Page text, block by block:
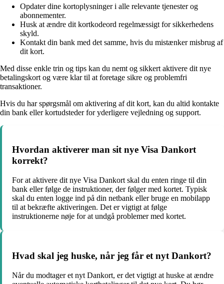
Opdater dine kortoplysninger i alle relevante tjenester og
abonnementer.
Husk at ændre dit kortkodeord regelmæssigt for sikkerhedens
skyld.
Kontakt din bank med det samme, hvis du mistænker misbrug af
dit kort.
Med disse enkle trin og tips kan du nemt og sikkert aktivere dit nye
betalingskort og være klar til at foretage sikre og problemfri
transaktioner.
Hvis du har spørgsmål om aktivering af dit kort, kan du altid kontakte
din bank eller kortudsteder for yderligere vejledning og support.
Hvordan aktiverer man sit nye Visa Dankort
korrekt?
For at aktivere dit nye Visa Dankort skal du enten ringe til din
bank eller følge de instruktioner, der følger med kortet. Typisk
skal du enten logge ind på din netbank eller bruge en mobilapp
til at bekræfte aktiveringen. Det er vigtigt at følge
instruktionerne nøje for at undgå problemer med kortet.
Hvad skal jeg huske, når jeg får et nyt Dankort?
Når du modtager et nyt Dankort, er det vigtigt at huske at ændre